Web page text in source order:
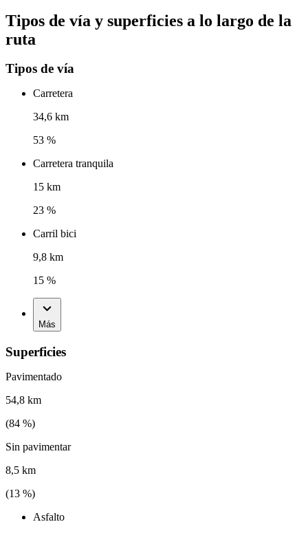
Tipos de vía y superficies a lo largo de la
ruta
Tipos de vía
Carretera
34,6 km
53 %
Carretera tranquila
15 km
23 %
Carril bici
9,8 km
15 %
Más
Superficies
Pavimentado
54,8 km
(84 %)
Sin pavimentar
8,5 km
(13 %)
Asfalto